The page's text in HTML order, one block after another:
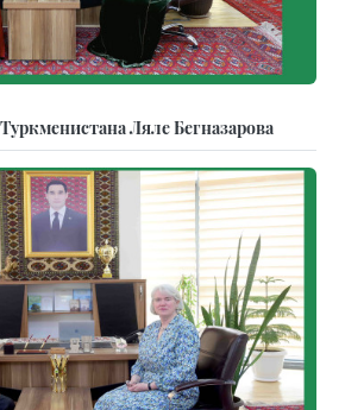
Ляле Бегназарова